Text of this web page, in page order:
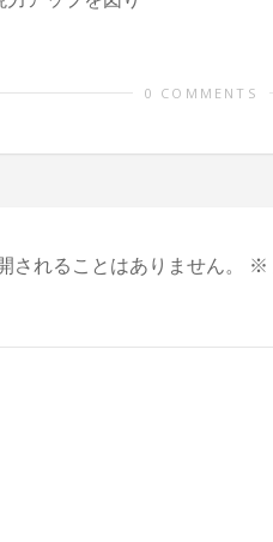
0 COMMENTS
されることはありません。 ※